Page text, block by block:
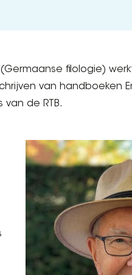
filologie)
van handboeken
de RTB.